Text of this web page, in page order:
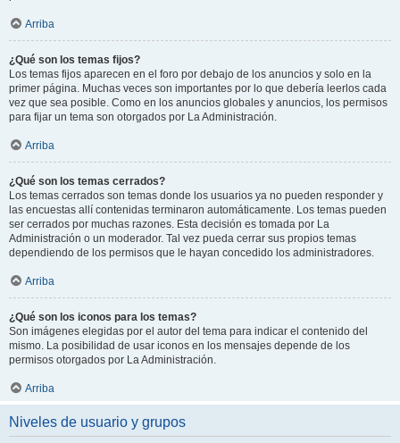
Arriba
¿Qué son los temas fijos?
Los temas fijos aparecen en el foro por debajo de los anuncios y solo en la
primer página. Muchas veces son importantes por lo que debería leerlos cada
vez que sea posible. Como en los anuncios globales y anuncios, los permisos
para fijar un tema son otorgados por La Administración.
Arriba
¿Qué son los temas cerrados?
Los temas cerrados son temas donde los usuarios ya no pueden responder y
las encuestas allí contenidas terminaron automáticamente. Los temas pueden
ser cerrados por muchas razones. Esta decisión es tomada por La
Administración o un moderador. Tal vez pueda cerrar sus propios temas
dependiendo de los permisos que le hayan concedido los administradores.
Arriba
¿Qué son los iconos para los temas?
Son imágenes elegidas por el autor del tema para indicar el contenido del
mismo. La posibilidad de usar iconos en los mensajes depende de los
permisos otorgados por La Administración.
Arriba
Niveles de usuario y grupos